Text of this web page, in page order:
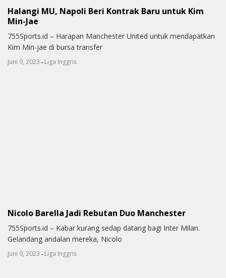
Halangi MU, Napoli Beri Kontrak Baru untuk Kim
Min-Jae
755Sports.id – Harapan Manchester United untuk mendapatkan
Kim Min-jae di bursa transfer
Juni 9, 2023 - Liga Inggris
Nicolo Barella Jadi Rebutan Duo Manchester
755Sports.id – Kabar kurang sedap datang bagi Inter Milan.
Gelandang andalan mereka, Nicolo
Juni 9, 2023 - Liga Inggris